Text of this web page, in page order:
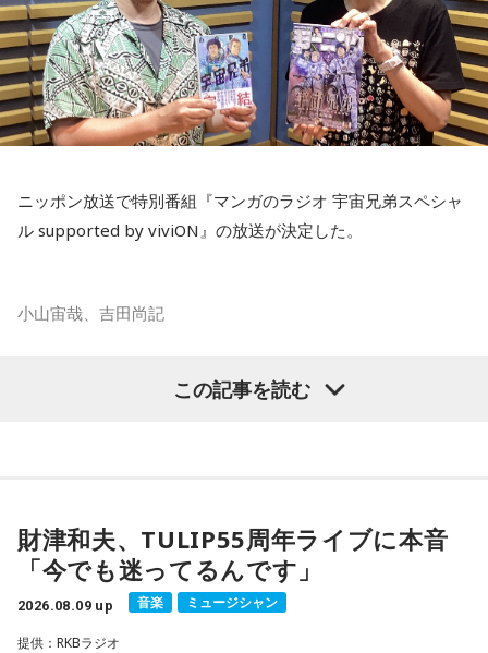
ニッポン放送で特別番組『マンガのラジオ 宇宙兄弟スペシャ
ル supported by viviON』の放送が決定した。
小山宙哉、吉田尚記
パーソナリティを務め、漫画にまつわるゲストを迎えるポッ
18年に及ぶ「宇宙兄弟」の連載完結のタイミングでの出演と
なり、「宇宙兄弟」誕生のエピソードや「キャラクターに出
会う」というキャラクター造形について、ストーリーの発想
この記事を読む
財津和夫、TULIP55周年ライブに本音
「今でも迷ってるんです」
2026.08.09 up 音楽 ミュージシャン
提供：RKBラジオ